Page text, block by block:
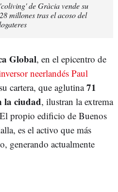
de Gràcia vende su
millones tras el acoso del
Global, en el epicentro de
neerlandés Paul
cartera, que aglutina71
la ciudad, ilustran la extrema
El propio edificio de Buenos
es el activo que más
generando actualmente